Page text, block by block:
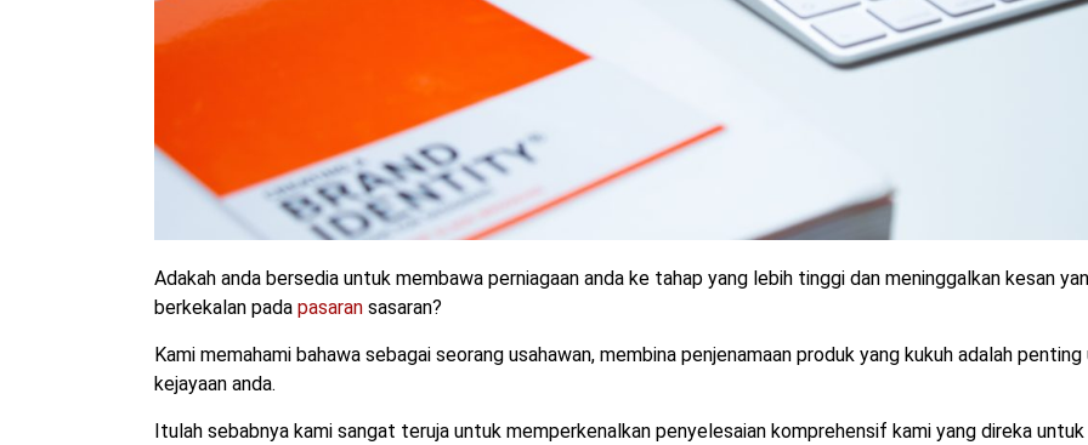
Adakah anda bersedia untuk membawa perniagaan anda ke tahap yang lebih tinggi dan meninggalkan kesan
berkekalan pada pasaran sasaran?
Kami memahami bahawa sebagai seorang usahawan, membina penjenamaan produk yang kukuh adalah
kejayaan anda.
Itulah sebabnya kami sangat teruja untuk memperkenalkan penyelesaian komprehensif kami yang direka untuk